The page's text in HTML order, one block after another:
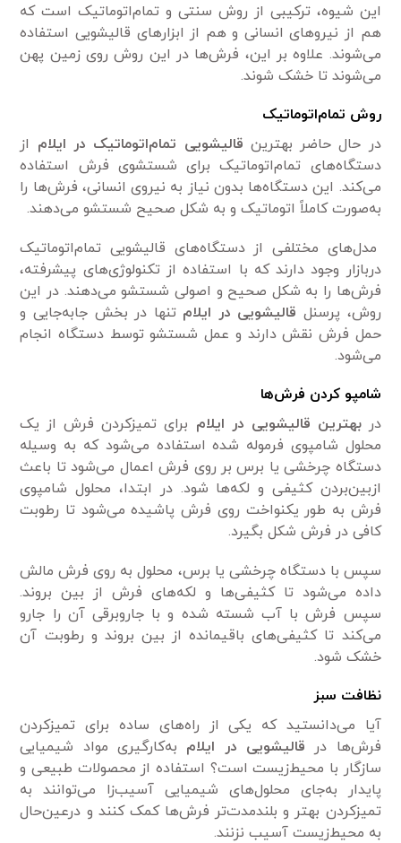
این شیوه، ترکیبی از روش سنتی و تمام‌اتوماتیک است که
هم از نیروهای انسانی و هم از ابزارهای قالیشویی استفاده
می‌شوند. علاوه بر این، فرش‌ها در این روش روی زمین پهن
می‌شوند تا خشک شوند.
روش تمام‌اتوماتیک
در حال حاضر بهترین قالیشویی تمام‌اتوماتیک در ایلام از
دستگاه‌های تمام‌اتوماتیک برای شستشوی فرش استفاده
می‌کند. این دستگاه‌ها بدون نیاز به نیروی انسانی، فرش‌ها را
به‌صورت کاملاً اتوماتیک و به شکل صحیح شستشو می‌دهند.
مدل‌های مختلفی از دستگاه‌های قالیشویی تمام‌اتوماتیک
دربازار وجود دارند که با استفاده از تکنولوژی‌های پیشرفته،
فرش‌ها را به شکل صحیح و اصولی شستشو می‌دهند. در این
روش، پرسنل قالیشویی در ایلام تنها در بخش جابه‌جایی و
حمل فرش نقش دارند و عمل شستشو توسط دستگاه انجام
می‌شود.
شامپو کردن فرش‌ها
دربهترین قالیشویی در ایلام برای تمیزکردن فرش از یک
محلول شامپوی فرموله شده استفاده می‌شود که به وسیله‌
دستگاه چرخشی یا برس بر روی فرش اعمال می‌شود تا باعث
ازبین‌بردن کثیفی و لکه‌ها شود. در ابتدا، محلول شامپوی
فرش به طور یکنواخت روی فرش پاشیده می‌شود تا رطوبت
کافی در فرش شکل بگیرد.
سپس با دستگاه چرخشی یا برس، محلول به روی فرش مالش
داده می‌شود تا کثیفی‌ها و لکه‌های فرش از بین بروند.
سپس فرش با آب شسته شده و با جاروبرقی آن را جارو
می‌کند تا کثیفی‌های باقیمانده از بین بروند و رطوبت آن
خشک شود.
نظافت سبز
آیا می‌دانستید که یکی از راه‌های ساده برای تمیزکردن
فرش‌ها در قالیشویی در ایلام به‌کارگیری مواد شیمیایی
سازگار با محیط‌زیست است؟ استفاده از محصولات طبیعی و
پایدار به‌جای محلول‌های شیمیایی آسیب‌زا می‌توانند به
تمیزکردن بهتر و بلندمدت‌تر فرش‌ها کمک کنند و درعین‌حال
به محیط‌زیست آسیب نزنند.